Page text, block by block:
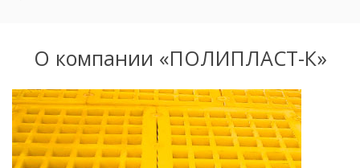
О компании «ПОЛИПЛАСТ-К»